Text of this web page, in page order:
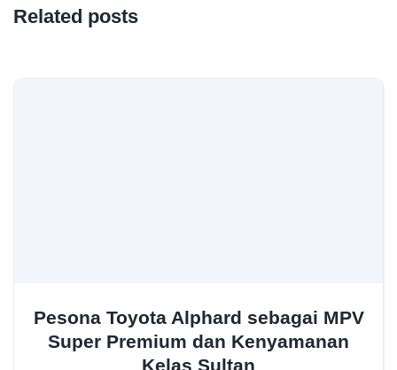
Related posts
Pesona Toyota Alphard sebagai MPV
Super Premium dan Kenyamanan
Kelas Sultan